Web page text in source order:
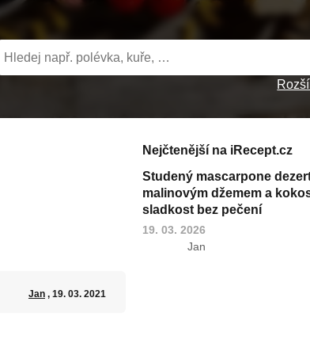
Jan, 19. 03. 2021
Nejčtenější na iRecept.cz
Studený mascarpone
malinovým džemem a
sladkost bez pečení
19. 03. 2026
Jan